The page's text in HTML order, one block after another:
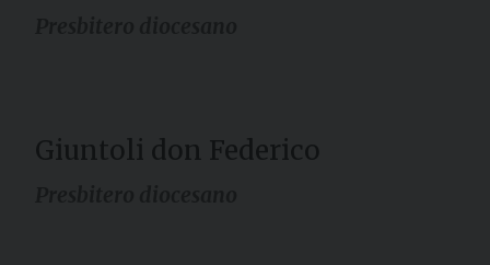
Giuntoli don Federico